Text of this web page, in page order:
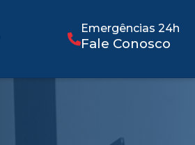
Emergências 24h
Fale Conosco